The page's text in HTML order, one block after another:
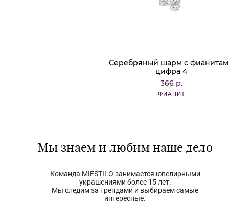
Серебряный шарм с
цифра 4
366 р.
ФИАНИТ
Мы знаем и любим наше дело
Команда MIESTILO занимается ювелирными
украшениями более 15 лет.
Мы следим за трендами и выбираем самые
интересные.